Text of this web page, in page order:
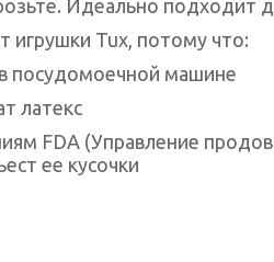
Идеально подходит
Tux, потому что:
посудомоечной машине
латекс
FDA (Управление
ее кусочки